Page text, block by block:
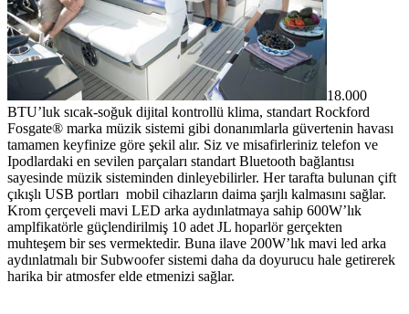
18.000
BTU’luk sıcak-soğuk dijital kontrollü klima, standart Rockford
Fosgate® marka müzik sistemi gibi donanımlarla güvertenin havası
tamamen keyfinize göre şekil alır. Siz ve misafirleriniz telefon ve
Ipodlardaki en sevilen parçaları standart Bluetooth bağlantısı
sayesinde müzik sisteminden dinleyebilirler. Her tarafta bulunan çift
çıkışlı USB portları mobil cihazların daima şarjlı kalmasını sağlar.
Krom çerçeveli mavi LED arka aydınlatmaya sahip 600W’lık
amplfikatörle güçlendirilmiş 10 adet JL hoparlör gerçekten
muhteşem bir ses vermektedir. Buna ilave 200W’lık mavi led arka
aydınlatmalı bir Subwoofer sistemi daha da doyurucu hale getirerek
harika bir atmosfer elde etmenizi sağlar.